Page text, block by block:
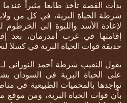
بدأت القصة تأخذ طابعا مثيراً
شرطة الحياة البرية، في كل من
لإعادة الأسد واللبوة إلى
إقامتها في غرب أمدرمان، بعد
حديقة قوات الحياة البرية في كسلا
يقول النقيب شرطة أحمد النوراني
على الحياة البرية في
تواجدها بالمحميات الطبيعية في
بأن قوات الحياة البرية، ومن موقع